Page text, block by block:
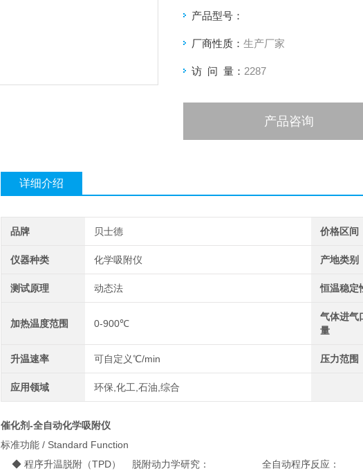
产品型号：
厂商性质： 生产厂家
访 问 量： 2287
产品咨询
详细介绍
品牌 贝士德 价格区间
仪器种类 化学吸附仪 产地类别
测试原理 动态法 恒温稳定
加热温度范围 0-900℃
气体进气
量
升温速率 可自定义℃/min 压力范围
应用领域 环保,化工,石油,综合
催化剂-全自动化学吸附仪
标准功能 / Standard Function
◆ 程序升温脱附（TPD）
脱附动力学研究：
全自动程序反应：